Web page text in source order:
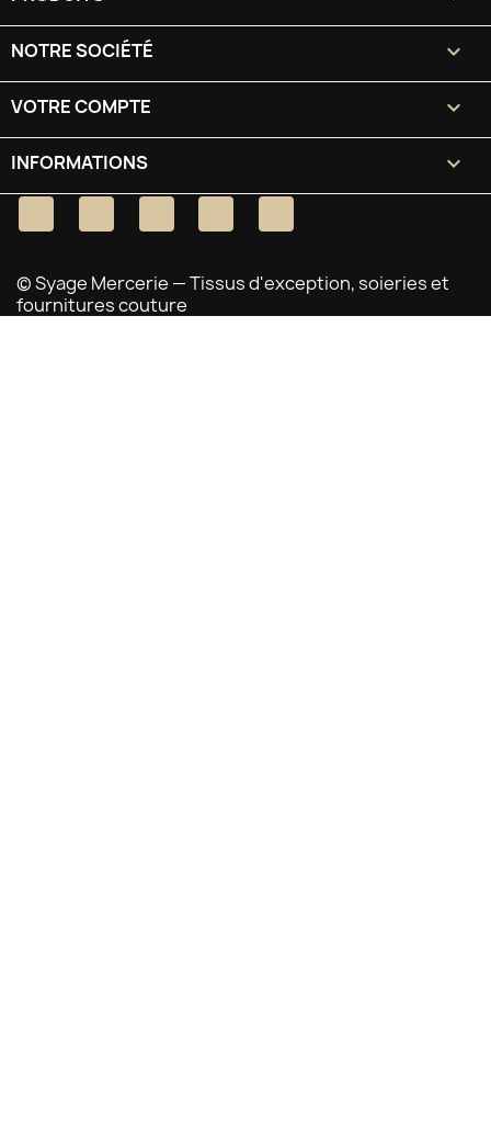
NOTRE SOCIÉTÉ 
VOTRE COMPTE 
INFORMATIONS keyboard_arrow_down
© Syage Mercerie — Tissus d'exception, soieries et
fournitures couture